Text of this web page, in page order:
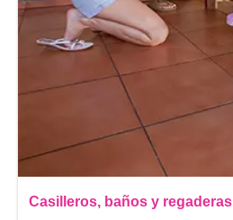
Casilleros, baños y regaderas